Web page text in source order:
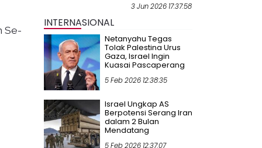
Se-
3 Jun 2026 17:37:58
INTERNASIONAL
Netanyahu Tegas
Tolak Palestina Urus
Gaza, Israel Ingin
Kuasai Pascaperang
5 Feb 2026 12:38:35
Israel Ungkap AS
Berpotensi Serang Iran
dalam 2 Bulan
Mendatang
5 Feb 2026 12:37:07